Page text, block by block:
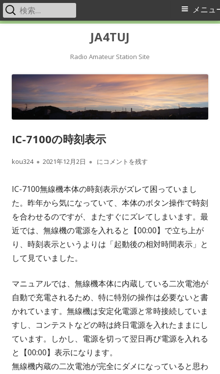
JA4TUJ
Radio Amateur Station Site
メ
メニュ
検
索:
IC-7100の時刻表示
作
kou324
公
日
2021年12月2日 IC-7100の時刻表示
にコメントを残す
IC-7100無線機本体の時刻表示がズレて困っていまし
た。昨年から気になっていて、本体のボタン操作で時刻
を合わせるのですが、またすぐにズレてしまいます。最
近では、無線機の電源を入れると【00:00】で立ち上が
り、時刻表示というよりは「起動後の相対時間表示」と
して見ていました。
マニュアルでは、無線機本体に内蔵している二次電池が
自動で充電されるため、特に特別の操作は必要ないと書
かれています。無線機は安定化電源と常時接続していま
すし、コンテストなどの時は終日電源を入れたままにし
ています。しかし、電源を切って翌日再び電源を入れる
と【00:00】表示になります。
無線機内蔵の二次電池が完全にダメになっていると思わ